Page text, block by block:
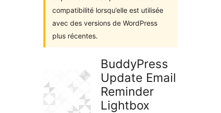
compatibilité lorsqu’elle est utilisée
avec des versions de WordPress
plus récentes.
BuddyPress
Update Email
Reminder
Lightbox